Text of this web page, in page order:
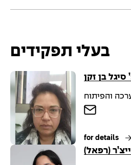
בעלי תפקידים
סיגל בן זקן
והפיתוח
for details
(רפאל)